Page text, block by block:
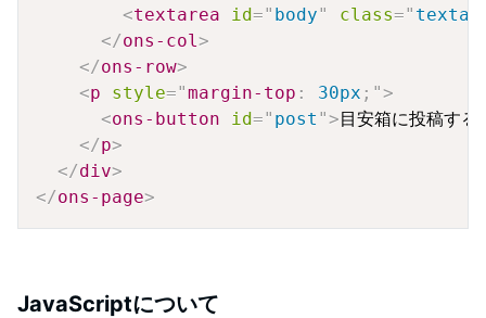
<textarea id=" body" class="
</ons-col>
</ons-row>
<p style="margin-top : 30px ; ">
<ons-button id=" post ">目安箱に投稿する
</p>
</div>
</ons-page>
JavaScriptについて